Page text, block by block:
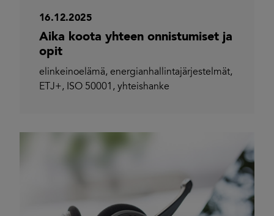
16.12.2025
Aika koota yhteen onnistumiset ja
opit
elinkeinoelämä, energianhallintajärjestelmät,
ETJ+, ISO 50001 , yhteishanke